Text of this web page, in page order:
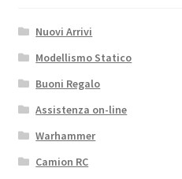
Nuovi Arrivi
Modellismo Statico
Buoni Regalo
Assistenza on-line
Warhammer
Camion RC